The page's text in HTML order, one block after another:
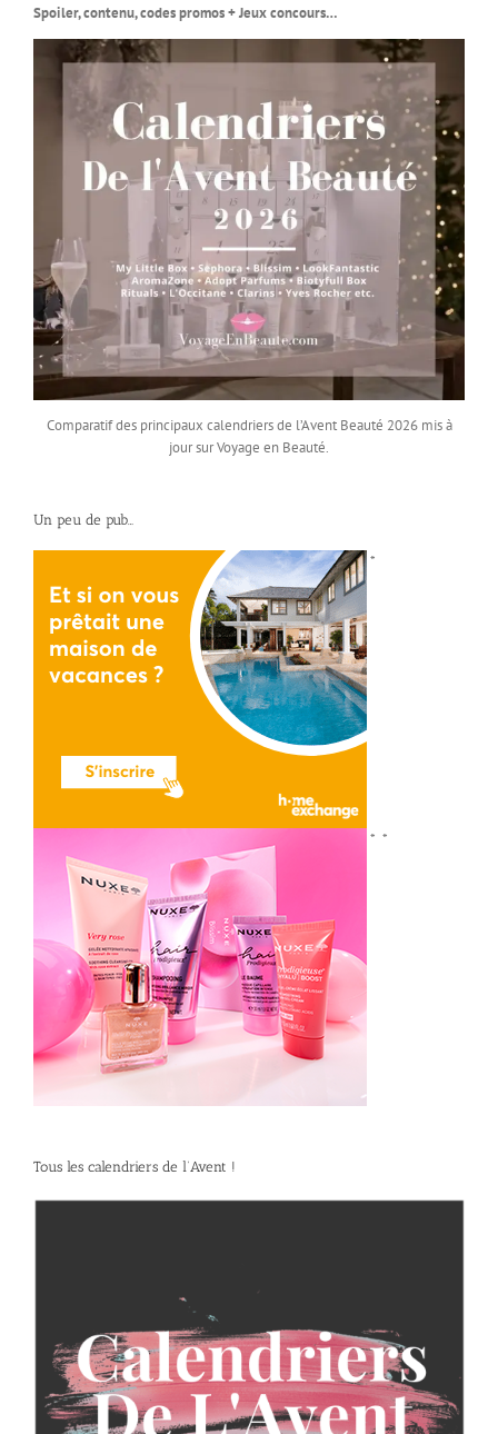
Spoiler, contenu, codes promos + Jeux concours…
Comparatif des principaux calendriers de l’Avent Beauté 2026 mis à
jour sur Voyage en Beauté.
Un peu de pub…
*
* *
Tous les calendriers de l’Avent !